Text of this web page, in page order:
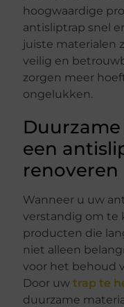
hoogwaardige
antisliptrap snel
juiste materialen
veilig en
zorgen meer
ongelukken.
een
renoveren
Wanneer u uw
verstandig om te
producten die
niet alleen
voor het behoud
Door uwtrap te
duurzame